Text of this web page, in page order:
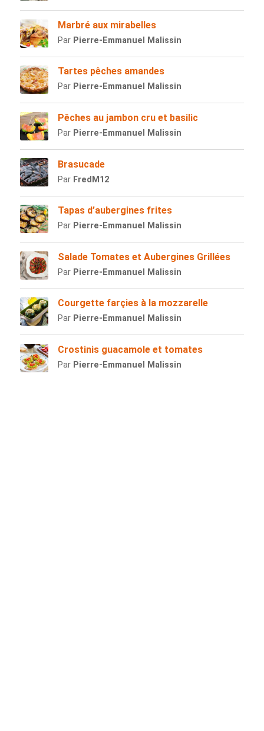
Marbré aux mirabelles
Par Pierre-Emmanuel Malissin
Tartes pêches amandes
Par Pierre-Emmanuel Malissin
Pêches au jambon cru et basilic
Par Pierre-Emmanuel Malissin
Brasucade
Par FredM12
Tapas d’aubergines frites
Par Pierre-Emmanuel Malissin
Salade Tomates et Aubergines Grillées
Par Pierre-Emmanuel Malissin
Courgette farçies à la mozzarelle
Par Pierre-Emmanuel Malissin
Crostinis guacamole et tomates
Par Pierre-Emmanuel Malissin